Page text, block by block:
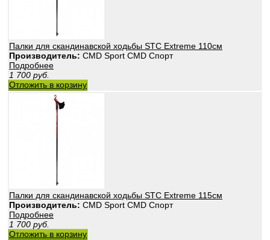
Палки для скандинавской ходьбы STC Extreme 110см
Производитель: CMD Sport CMD Спорт
Подробнее
1 700 руб.
Отложить в корзину
Палки для скандинавской ходьбы STC Extreme 115см
Производитель: CMD Sport CMD Спорт
Подробнее
1 700 руб.
Отложить в корзину